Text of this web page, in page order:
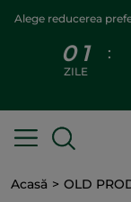
Alege reducerea
0 1
ZILE
:
Acasă OLD